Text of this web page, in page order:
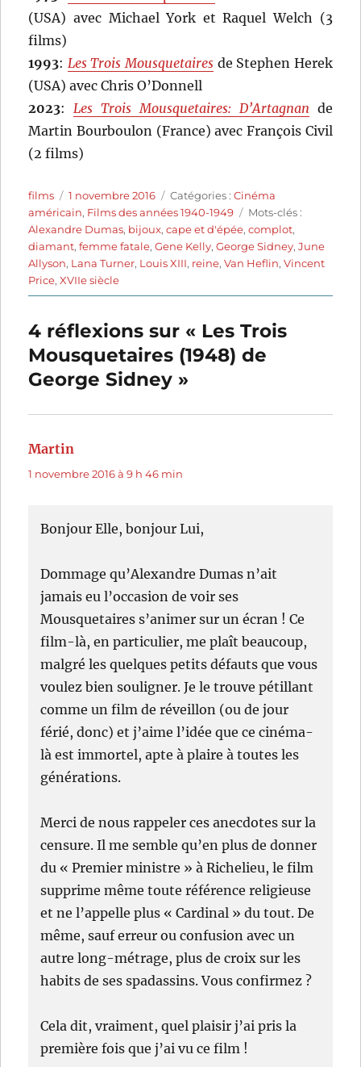
(USA) avec Michael York et Raquel Welch (3
films)
1993: Les Trois Mousquetaires de Stephen Herek
(USA) avec Chris O’Donnell
2023:Les Trois Mousquetaires: D’Artagnan de
Martin Bourboulon (France) avec François Civil
(2 films)
Auteur
films
Publié
le
1 novembre 2016 Catégories
Catégories :Cinéma
américain, Films des années 1940-1949 Étiquettes
Mots-clés :
Alexandre Dumas, bijoux,cape et d'épée,complot,
diamant,femme fatale,Gene Kelly,George Sidney,June
Allyson, Lana Turner, Louis XIII, reine,Van Heflin,Vincent
Price,XVIIe siècle
4 réflexions sur « Les Trois
Mousquetaires (1948) de
George Sidney »
Martin
1 novembre 2016 à 9 h 46 min
Bonjour Elle, bonjour Lui,
Dommage qu’Alexandre Dumas n’ait
jamais eu l’occasion de voir ses
Mousquetaires s’animer sur un écran ! Ce
film-là, en particulier, me plaît beaucoup,
malgré les quelques petits défauts que vous
voulez bien souligner. Je le trouve pétillant
comme un film de réveillon (ou de jour
férié, donc) et j’aime l’idée que ce cinéma-
là est immortel, apte à plaire à toutes les
générations.
Merci de nous rappeler ces anecdotes sur la
censure. Il me semble qu’en plus de donner
du « Premier ministre » à Richelieu, le film
supprime même toute référence religieuse
et ne l’appelle plus « Cardinal » du tout. De
même, sauf erreur ou confusion avec un
autre long-métrage, plus de croix sur les
habits de ses spadassins. Vous confirmez ?
Cela dit, vraiment, quel plaisir j’ai pris la
première fois que j’ai vu ce film !